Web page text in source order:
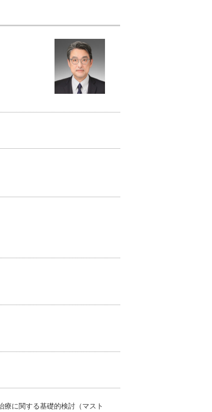
に関する基礎的検討（マスト